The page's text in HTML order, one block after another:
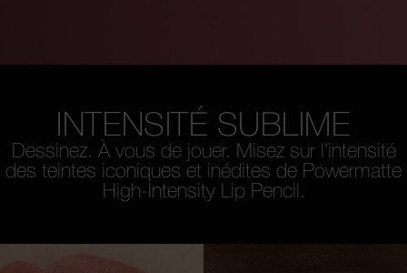
INTENSITÉ SUBLIME
Dessinez. À vous de jouer. Misez sur l’intensité
des teintes iconiques et inédites de Powermatte
High-Intensity Lip Pencil.